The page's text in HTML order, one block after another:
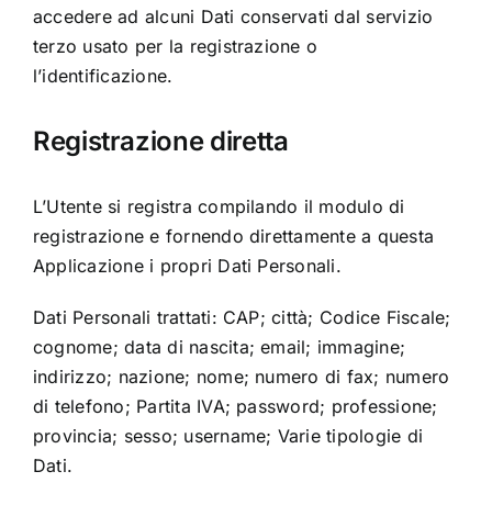
accedere ad alcuni Dati conservati dal servizio
terzo usato per la registrazione o
l’identificazione.
Registrazione diretta
L’Utente si registra compilando il modulo di
registrazione e fornendo direttamente a questa
Applicazione i propri Dati Personali.
Dati Personali trattati: CAP; città; Codice Fiscale;
cognome; data di nascita; email; immagine;
indirizzo; nazione; nome; numero di fax; numero
di telefono; Partita IVA; password; professione;
provincia; sesso; username; Varie tipologie di
Dati.